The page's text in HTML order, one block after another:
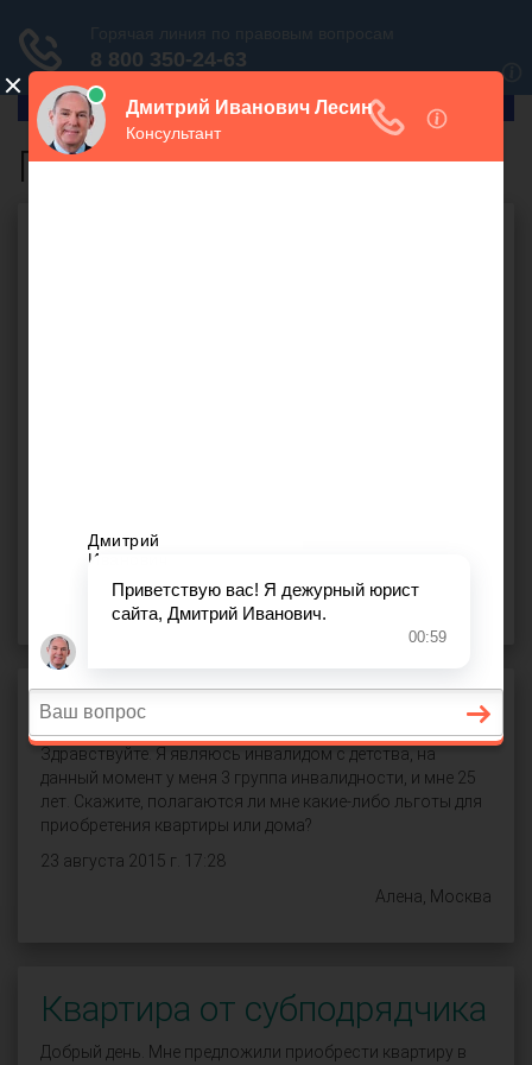
ГлавПрав
Приобретение квартиры
СПРОСИТЬ
Льготы по жилью
Здравствуйте. Я являюсь инвалидом с детства, на
данный момент у меня 3 группа инвалидности, и мне 25
лет. Скажите, полагаются ли мне какие-либо льготы для
приобретения квартиры или дома?
23 августа 2015 г. 17:28
Алена, Москва
Квартира от субподрядчика
Добрый день. Мне предложили приобрести квартиру в